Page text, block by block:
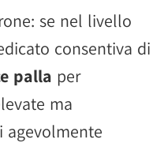
se nel livello
consentiva di
palla per
ma
agevolmente